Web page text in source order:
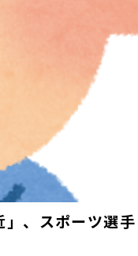
、スポーツ選手